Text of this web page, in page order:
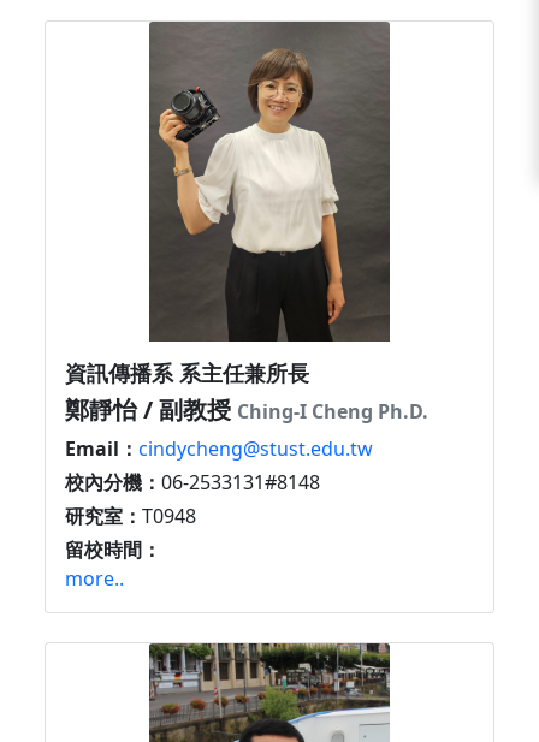
資訊傳播系 系主任兼所長
鄭靜怡 / 副教授 Ching-I Cheng Ph.D.
Email： cindycheng@stust.edu.tw
校內分機： 06-2533131#8148
研究室： T0948
留校時間：
more..